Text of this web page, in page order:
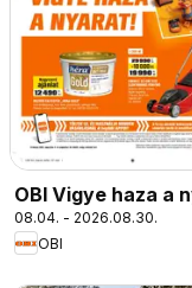
OBI Vigye haza a
08.04. - 2026.08.30.
OBI